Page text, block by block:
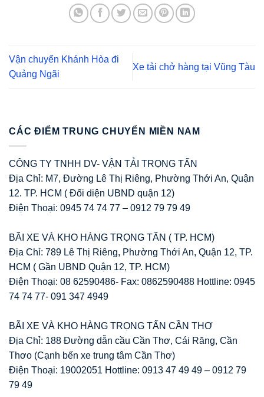
Vận chuyển Khánh Hòa đi
Quảng Ngãi
Xe tải chở hàng tại Vũng Tàu
CÁC ĐIỂM TRUNG CHUYỂN MIỀN NAM
CÔNG TY TNHH DV- VẬN TẢI TRỌNG TẤN
Địa Chỉ: M7, Đường Lê Thị Riêng, Phường Thới An, Quận
12. TP. HCM ( Đối diện UBND quận 12)
Điện Thoại: 0945 74 74 77 – 0912 79 79 49
BÃI XE VÀ KHO HÀNG TRỌNG TẤN ( TP. HCM)
Địa Chỉ: 789 Lê Thị Riêng, Phường Thới An, Quận 12, TP.
HCM ( Gần UBND Quận 12, TP. HCM)
Điện Thoại: 08 62590486- Fax: 0862590488 Hottline: 0945
74 74 77- 091 347 4949
BÃI XE VÀ KHO HÀNG TRỌNG TẤN CẦN THƠ
Địa Chỉ: 188 Đường dẫn cầu Cần Thơ, Cái Răng, Cần
Thơo (Cạnh bến xe trung tâm Cần Thơ)
Điện Thoại: 19002051 Hottline: 0913 47 49 49 – 0912 79
79 49